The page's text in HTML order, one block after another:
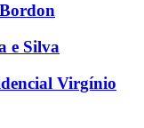
e Silva
Virgínio